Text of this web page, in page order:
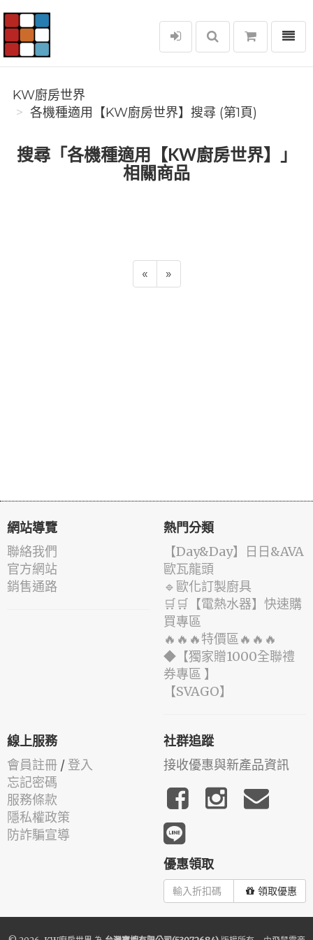
KW廚房世界
選單
KW廚房世界
各機種適用【KW廚房世界】搜尋 (第1頁)
搜尋「各機種適用【KW廚房世界】」
相關商品
« »
網站導覽
聯絡我們
官方網站
銷售通路
熱門分類
️【Day&Day】️日日&AVA
歐瓦龍頭
🔹歐化訂製廚具
🛒🛒【電熱水器】快速購
買專區
🔥🔥🔥特價區🔥🔥🔥
◆【獨家贈1000全聯禮
券專區 】
️【SVAGO】️
線上服務
會員註冊 / 登入
忘記密碼
服務條款
隱私權政策
防詐騙宣導
社群追蹤
接收優惠與新產品資訊
優惠領取
領取優惠